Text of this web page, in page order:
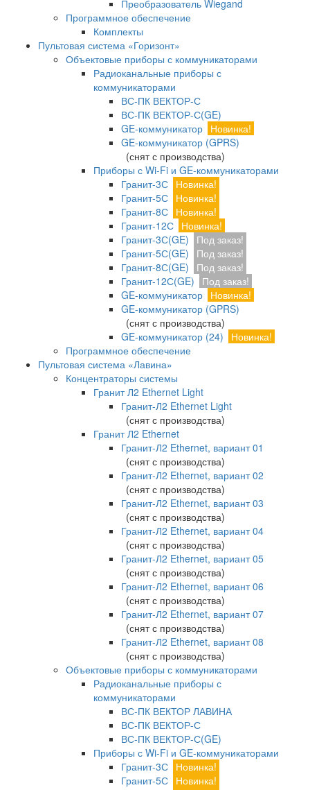
Преобразователь Wiegand
Программное обеспечение
Комплекты
Пультовая система «Горизонт»
Объектовые приборы с коммуникаторами
Радиоканальные приборы с
коммуникаторами
ВС-ПК ВЕКТОР-С
ВС-ПК ВЕКТОР-С(GE)
GE-коммуникатор Новинка!
GE-коммуникатор (GPRS)
(снят с производства)
Приборы с Wi-Fi и GE-коммуникаторами
Гранит-3С Новинка!
Гранит-5С Новинка!
Гранит-8С Новинка!
Гранит-12С Новинка!
Гранит-3С(GE)
Под заказ!
Гранит-5С(GE)
Под заказ!
Гранит-8С(GE)
Под заказ!
Гранит-12С(GE)
Под заказ!
GE-коммуникатор Новинка!
GE-коммуникатор (GPRS)
(снят с производства)
GE-коммуникатор (24)
Новинка!
Программное обеспечение
Пультовая система «Лавина»
Концентраторы системы
Гранит Л2 Ethernet Light
Гранит-Л2 Ethernet Light
(снят с производства)
Гранит Л2 Ethernet
Гранит-Л2 Ethernet, вариант 01
(снят с производства)
Гранит-Л2 Ethernet, вариант 02
(снят с производства)
Гранит-Л2 Ethernet, вариант 03
(снят с производства)
Гранит-Л2 Ethernet, вариант 04
(снят с производства)
Гранит-Л2 Ethernet, вариант 05
(снят с производства)
Гранит-Л2 Ethernet, вариант 06
(снят с производства)
Гранит-Л2 Ethernet, вариант 07
(снят с производства)
Гранит-Л2 Ethernet, вариант 08
(снят с производства)
Объектовые приборы с коммуникаторами
Радиоканальные приборы с
коммуникаторами
ВС-ПК ВЕКТОР ЛАВИНА
ВС-ПК ВЕКТОР-С
ВС-ПК ВЕКТОР-С(GE)
Приборы с Wi-Fi и GE-коммуникаторами
Гранит-3С Новинка!
Гранит-5С Новинка!